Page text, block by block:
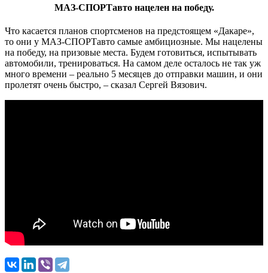
МАЗ-СПОРТавто нацелен на победу.
Что касается планов спортсменов на предстоящем «Дакаре»,
то они у МАЗ-СПОРТавто самые амбициозные. Мы нацелены
на победу, на призовые места. Будем готовиться, испытывать
автомобили, тренироваться. На самом деле осталось не так уж
много времени – реально 5 месяцев до отправки машин, и они
пролетят очень быстро, – сказал Сергей Вязович.